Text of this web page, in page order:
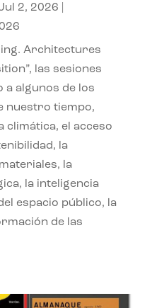
2, 2026
Architectures
las sesiones
a algunos de los
nuestro tiempo,
climática, el acceso
la
la
la inteligencia
espacio público, la
de las